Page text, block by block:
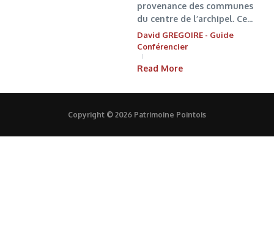
provenance des communes
du centre de l’archipel. Ce...
David GREGOIRE - Guide
Conférencier
Read More
Copyright © 2026 Patrimoine Pointois